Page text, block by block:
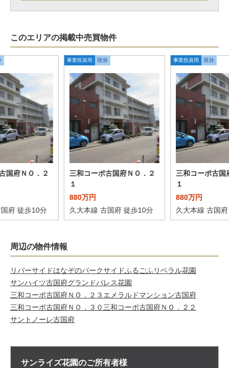
このエリアの掲載中売買物件
国府ＮＯ．２
府 徒歩10分
事業投資用 区分
三和コーポ古国府ＮＯ．２
１
880万円
久大本線 古国府 徒歩10分
事業投資用 区分
三和コーポ古国
１
880万円
久大本線 古国
周辺の物件情報
リバーサイドはなぞのパークサイドふるごふ リベラル花園
サンハイツ古国府グランドパレス花園
三和コーポ古国府ＮＯ．２３ エメラルドマンション古国府
三和コーポ古国府ＮＯ．３０ 三和コーポ古国府ＮＯ．２２
サントノーレ古国府
サンライズ花園のご所有者様